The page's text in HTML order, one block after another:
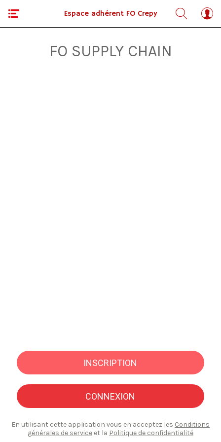
Espace adhérent FO Crepy
FO SUPPLY CHAIN
INSCRIPTION
CONNEXION
En utilisant cette application vous en acceptez les Conditions
générales de service et la Politique de confidentialité